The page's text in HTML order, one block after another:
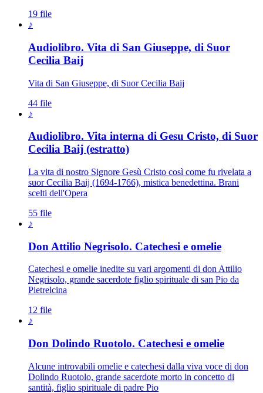
19 file
♪
Audiolibro. Vita di San Giuseppe, di Suor
Cecilia Baij
Vita di San Giuseppe, di Suor Cecilia Baij
44 file
♪
Audiolibro. Vita interna di Gesu Cristo, di Suor
Cecilia Baij (estratto)
La vita di nostro Signore Gesù Cristo così come fu rivelata a
suor Cecilia Baij (1694-1766), mistica benedettina. Brani
scelti dell'Opera
55 file
♪
Don Attilio Negrisolo. Catechesi e omelie
Catechesi e omelie inedite su vari argomenti di don Attilio
Negrisolo, grande sacerdote figlio spirituale di san Pio da
Pietrelcina
12 file
♪
Don Dolindo Ruotolo. Catechesi e omelie
Alcune introvabili omelie e catechesi dalla viva voce di don
Dolindo Ruotolo, grande sacerdote morto in concetto di
santità, figlio spirituale di padre Pio